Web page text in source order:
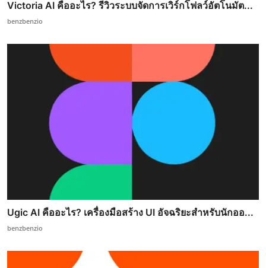
Victoria AI คืออะไร? รีวิวระบบจัดการเวิร์กโฟลว์อัตโนมัต...
benzbenzio
Ugic AI คืออะไร? เครื่องมือสร้าง UI อัจฉริยะสำหรับนักออ...
benzbenzio